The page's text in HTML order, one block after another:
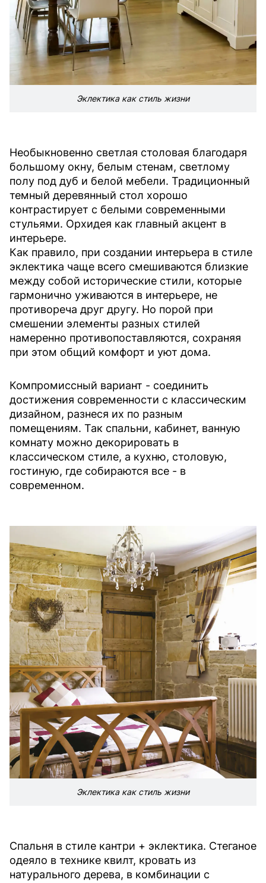
Эклектика как стиль жизни
Необыкновенно светлая столовая благодаря
большому окну, белым стенам, светлому
полу под дуб и белой мебели. Традиционный
темный деревянный стол хорошо
контрастирует с белыми современными
стульями. Орхидея как главный акцент в
интерьере.
Как правило, при создании интерьера в стиле
эклектика чаще всего смешиваются близкие
между собой исторические стили, которые
гармонично уживаются в интерьере, не
противореча друг другу. Но порой при
смешении элементы разных стилей
намеренно противопоставляются, сохраняя
при этом общий комфорт и уют дома.
Компромиссный вариант - соединить
достижения современности с классическим
дизайном, разнеся их по разным
помещениям. Так спальни, кабинет, ванную
комнату можно декорировать в
классическом стиле, а кухню, столовую,
гостиную, где собираются все - в
современном.
Эклектика как стиль жизни
Cпальня в стиле кантри + эклектика. Стеганое
одеяло в технике квилт, кровать из
натурального дерева, в комбинации с